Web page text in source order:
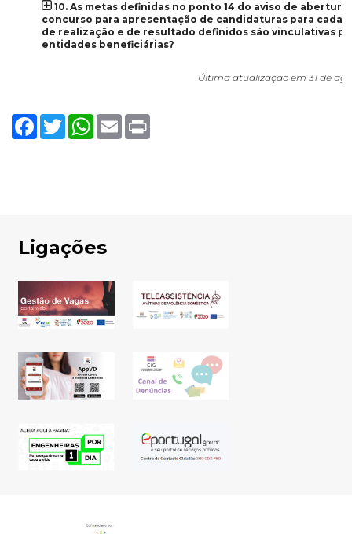
10. As metas definidas no ponto 14 do aviso de abertura
concurso para apresentação de candidaturas para cada
de realização e de resultado definidos são vinculativas
entidades beneficiárias?
Última atualização em 31 de
FacebookTwitterWhatsApp
Email
Ligações